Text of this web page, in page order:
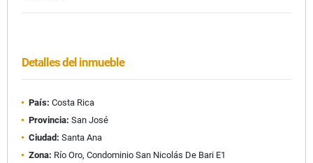
Detalles del inmueble
País: Costa Rica
Provincia: San José
Ciudad: Santa Ana
Zona: Río Oro, Condominio San Nicolás De Bari E1